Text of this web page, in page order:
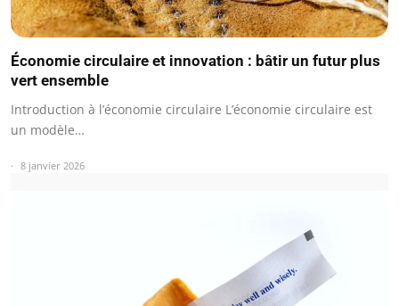
Économie circulaire et innovation : bâtir un futur plus
vert ensemble
Introduction à l’économie circulaire L’économie circulaire est
un modèle…
8 janvier 2026